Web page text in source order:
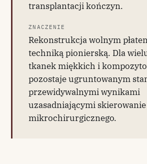
transplantacji kończyn.
ZNACZENIE
Rekonstrukcja wolnym
techniką pionierską. Dla
tkanek miękkich i
pozostaje ugruntowanym
przewidywalnymi wynikami
uzasadniającymi
mikrochirurgicznego.